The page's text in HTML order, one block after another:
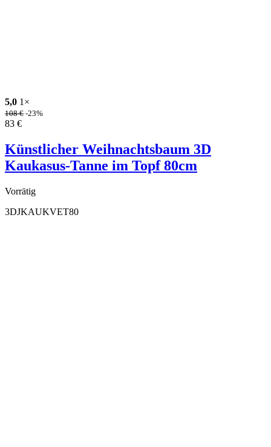
5,0 1×
108€ -23%
83 €
Künstlicher Weihnachtsbaum 3D
Kaukasus-Tanne im Topf 80cm
Vorrätig
3DJKAUKVET80